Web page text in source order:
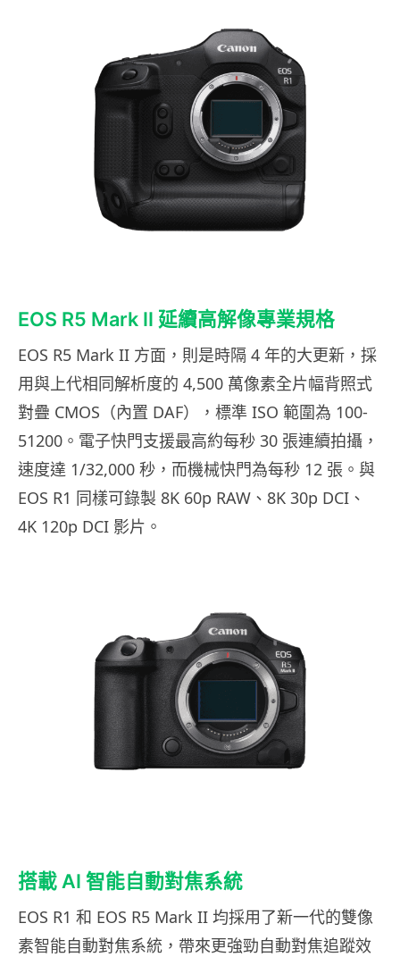
EOS R5 Mark II 延續高解像專業規格
EOS R5 Mark II 方面，則是時隔 4 年的大更新，採
用與上代相同解析度的 4,500 萬像素全片幅背照式
對疊 CMOS（內置 DAF），標準 ISO 範圍為 100-
51200。電子快門支援最高約每秒 30 張連續拍攝，
速度達 1/32,000 秒，而機械快門為每秒 12 張。與
EOS R1 同樣可錄製 8K 60p RAW、8K 30p DCI、
4K 120p DCI 影片。
搭載 AI 智能自動對焦系統
EOS R1 和 EOS R5 Mark II 均採用了新一代的雙像
素智能自動對焦系統，帶來更強勁自動對焦追蹤效